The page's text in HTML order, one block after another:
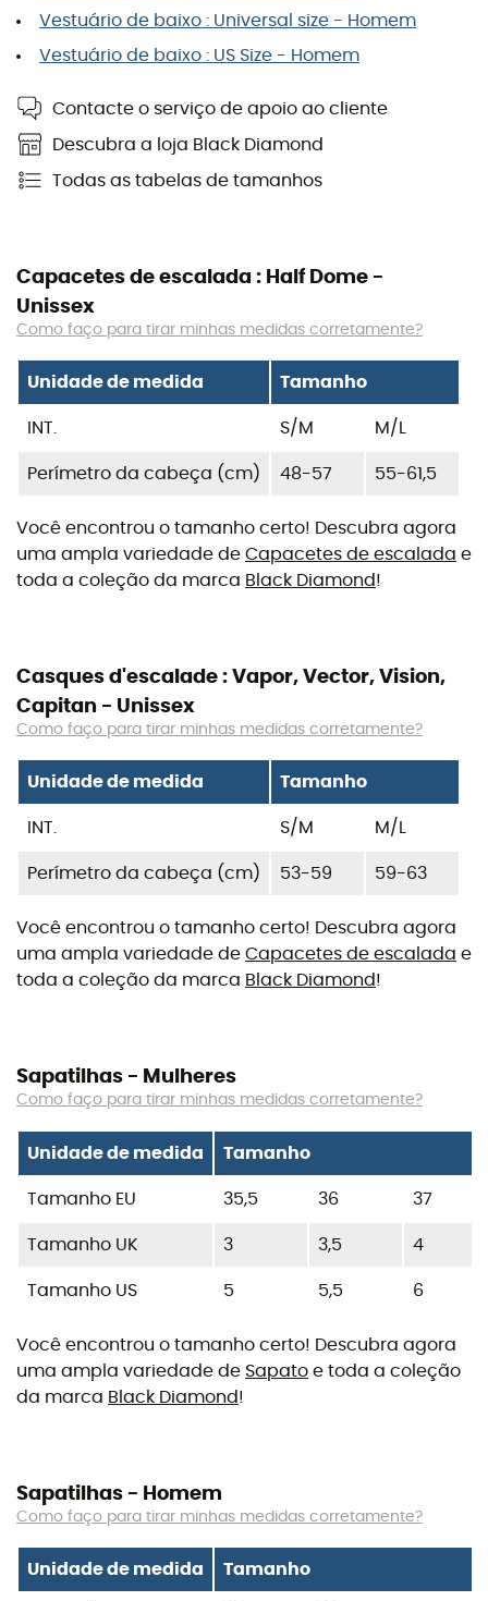
Vestuário de baixo : Universal size - Homem
Vestuário de baixo : US Size - Homem
Contacte o serviço de apoio ao cliente
Descubra a loja Black Diamond
Todas as tabelas de tamanhos
Capacetes de escalada : Half Dome -
Unissex
Como faço para tirar minhas medidas corretamente?
Unidade de medida Tamanho
INT. S/M M/L
Perímetro da cabeça (cm) 48-57 55-61,5
Você encontrou o tamanho certo! Descubra agora
uma ampla variedade de Capacetes de escalada e
toda a coleção da marca Black Diamond!
Casques d'escalade : Vapor, Vector, Vision,
Capitan - Unissex
Como faço para tirar minhas medidas corretamente?
Unidade de medida Tamanho
INT. S/M M/L
Perímetro da cabeça (cm) 53-59 59-63
Você encontrou o tamanho certo! Descubra agora
uma ampla variedade de Capacetes de escalada e
toda a coleção da marca Black Diamond!
Sapatilhas - Mulheres
Como faço para tirar minhas medidas corretamente?
Unidade de medida Tamanho
Tamanho EU 35,5 36 37
Tamanho UK 3 3,5 4
Tamanho US 5 5,5 6
Você encontrou o tamanho certo! Descubra agora
uma ampla variedade de Sapato e toda a coleção
da marca Black Diamond!
Sapatilhas - Homem
Como faço para tirar minhas medidas corretamente?
Unidade de medida Tamanho